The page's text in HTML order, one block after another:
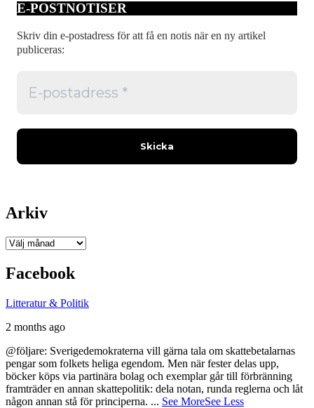
E-POSTNOTISER
Skriv din e-postadress för att få en notis när en ny artikel
publiceras:
Arkiv
Arkiv
Facebook
Litteratur & Politik
2 months ago
@följare: Sverigedemokraterna vill gärna tala om skattebetalarnas
pengar som folkets heliga egendom. Men när fester delas upp,
böcker köps via partinära bolag och exemplar går till förbränning
framträder en annan skattepolitik: dela notan, runda reglerna och låt
någon annan stå för principerna. ... See MoreSee Less